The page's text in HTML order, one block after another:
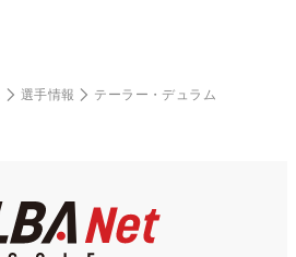
選手情報 テーラー・デュラム